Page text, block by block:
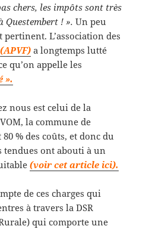
chers, les impôts sont très
! ». Un peu
L’association des
(APVF) a longtemps lutté
qu’on appelle les
».
nous est celui de la
la commune de
% des coûts, et donc du
tendues ont abouti à un
(voir cet article ici).
de ces charges qui
à travers la DSR
qui comporte une